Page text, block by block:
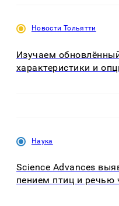
Новости Тольятти
Изучаем
характеристики и
Наука
Science Advances
пением птиц и речью